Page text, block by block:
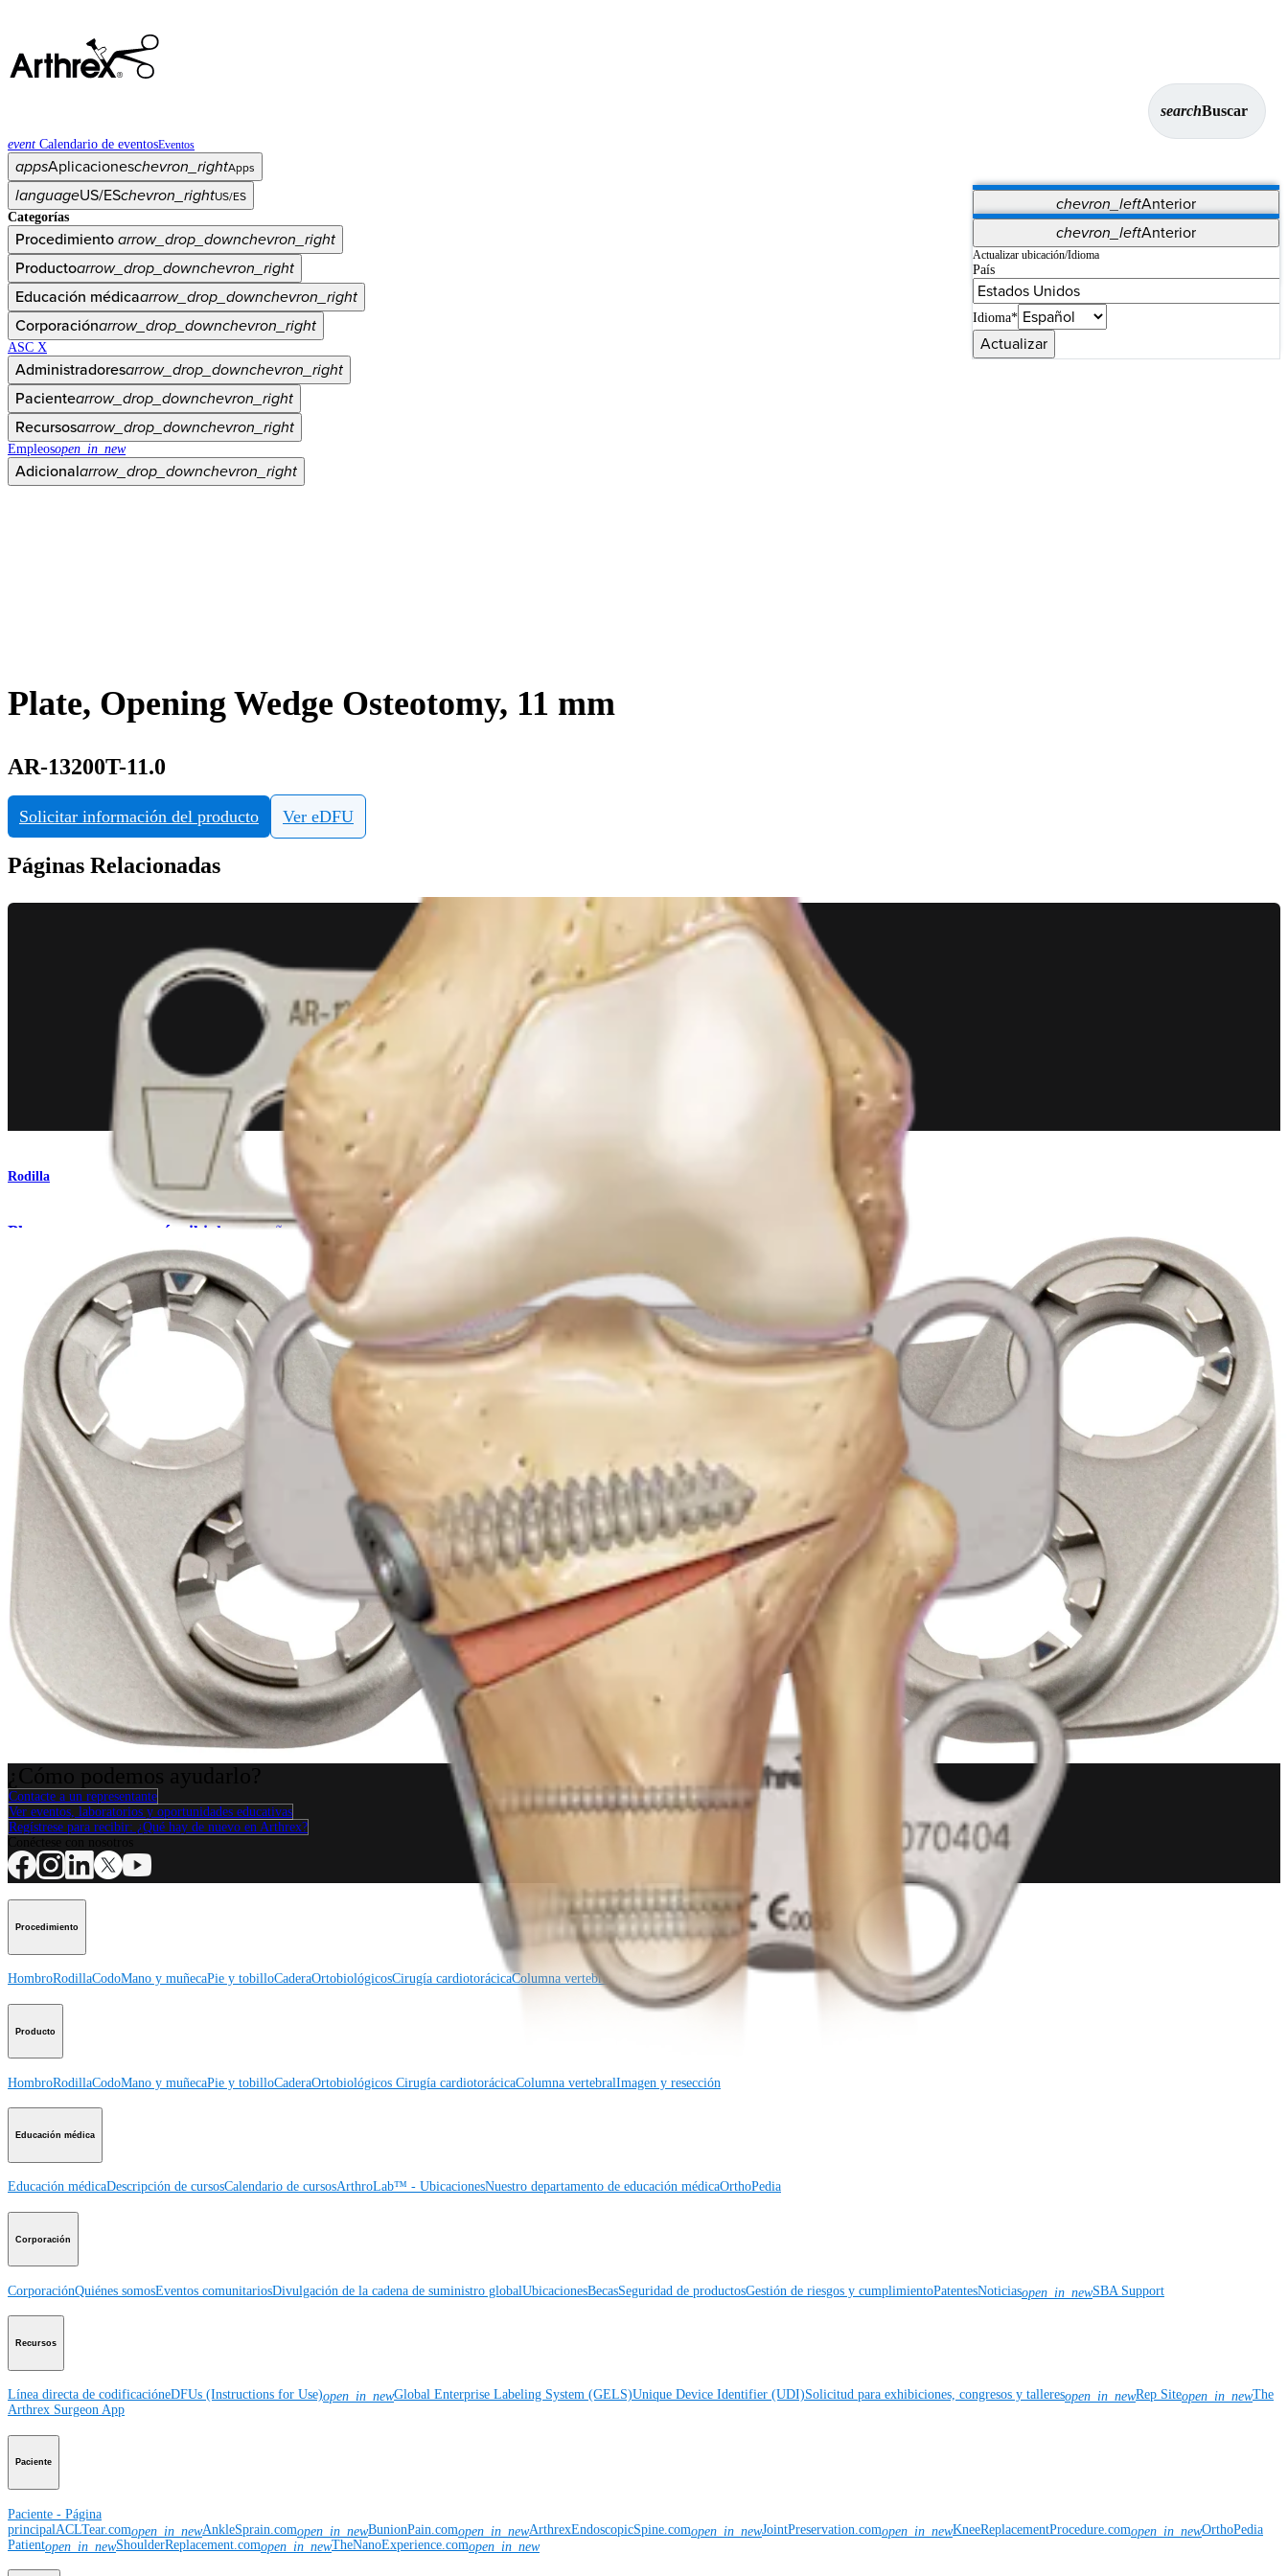
searchBuscar
event Calendario de eventosEventos
appsAplicacioneschevron_rightApps
chevron_leftAnterior
Vet Systems OrthoPedia Patient
Supplier Portal
Synergy Imaging & Resection
languageUS/ESchevron_rightUS/ES
chevron_leftAnterior
Actualizar ubicación/Idioma
País
Idioma*
Actualizar
Categorías
Procedimientoarrow_drop_downchevron_right
Productoarrow_drop_downchevron_right
Educación médicaarrow_drop_downchevron_right
Corporaciónarrow_drop_downchevron_right
ASC X
Administradoresarrow_drop_downchevron_right
Pacientearrow_drop_downchevron_right
Recursosarrow_drop_downchevron_right
Empleosopen_in_new
Adicionalarrow_drop_downchevron_right
Plate, Opening Wedge Osteotomy, 11 mm
AR-13200T-11.0
Solicitar información del producto Ver eDFU
Páginas Relacionadas
Rodilla
Placas para osteotomía tibial con cuña abierta
Cuña de apertura tibial
Procedimiento
Contacte a un representante
Ver eventos, laboratorios y oportunidades educativas
Regístrese para recibir: ¿Qué hay de nuevo en Arthrex?
Procedimiento
HombroRodillaCodoMano y muñecaPie y tobilloCaderaOrtobiológicosCirugía cardiotorácicaColumna vertebral
Producto
HombroRodillaCodoMano y muñecaPie y tobilloCaderaOrtobiológicos Cirugía cardiotorácicaColumna vertebralImagen y resección
Educación médica
Educación médicaDescripción de cursosCalendario de cursosArthroLab™ - UbicacionesNuestro departamento de educación médicaOrthoPedia
Corporación
CorporaciónQuiénes somosEventos comunitariosDivulgación de la cadena de suministro globalUbicacionesBecasSeguridad de productosGestión de riesgos y cumplimientoPatentesNoticiasopen_in_newSBA Support
Recursos
Línea directa de codificacióneDFUs (Instructions for Use)open_in_newGlobal Enterprise Labeling System (GELS)Unique Device Identifier (UDI)Solicitud para exhibiciones, congresos y talleresopen_in_newRep Siteopen_in_newThe
Arthrex Surgeon App
Paciente
Paciente - Página
principalACLTear.comopen_in_newAnkleSprain.comopen_in_newBunionPain.comopen_in_newArthrexEndoscopicSpine.comopen_in_newJointPreservation.comopen_in_newKneeReplacementProcedure.comopen_in_newOrthoPedia
Patientopen_in_newShoulderReplacement.comopen_in_newTheNanoExperience.comopen_in_new